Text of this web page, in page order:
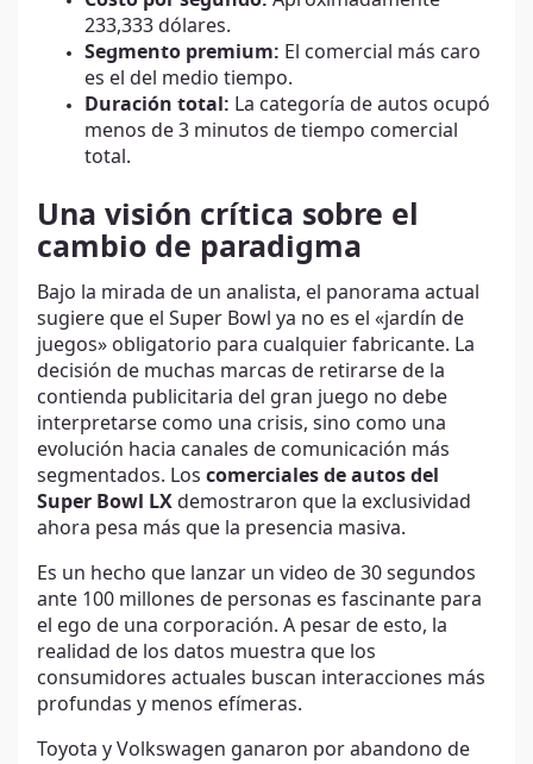
233,333 dólares.
Segmento premium: El comercial más caro
es el del medio tiempo.
Duración total: La categoría de autos ocupó
menos de 3 minutos de tiempo comercial
total.
Una visión crítica sobre el
cambio de paradigma
Bajo la mirada de un analista, el panorama actual
sugiere que el Super Bowl ya no es el «jardín de
juegos» obligatorio para cualquier fabricante. La
decisión de muchas marcas de retirarse de la
contienda publicitaria del gran juego no debe
interpretarse como una crisis, sino como una
evolución hacia canales de comunicación más
segmentados. Los comerciales de autos del
Super Bowl LX demostraron que la exclusividad
ahora pesa más que la presencia masiva.
Es un hecho que lanzar un video de 30 segundos
ante 100 millones de personas es fascinante para
el ego de una corporación. A pesar de esto, la
realidad de los datos muestra que los
consumidores actuales buscan interacciones más
profundas y menos efímeras.
Toyota y Volkswagen ganaron por abandono de